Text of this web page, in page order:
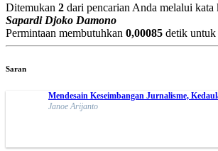
Ditemukan 2 dari pencarian Anda melalui kata
Sapardi Djoko Damono
Permintaan membutuhkan 0,00085 detik untuk
Saran
Mendesain Keseimbangan Jurnalisme,
Janoe Arijanto